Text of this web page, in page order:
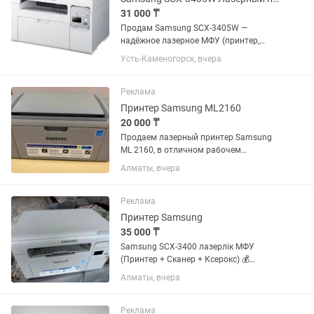
31 000 ₸
Продам Samsung SCX-3405W —
надёжное лазерное МФУ (принтер,
сканер, копир) с поддержкой Wi-Fi.
Принтер полностью исправен, в
Использовался дома, бережная
эксплуатация....
Усть-Каменогорск, вчера
Реклама
Принтер Samsung ML2160
20 000 ₸
Продаем лазерный принтер Samsung
ML 2160, в отличном рабочем
состоянии, самовывоз. Алматы
Алматы, вчера
Реклама
Принтер Samsung
35 000 ₸
Samsung SCX-3400 лазерлік МФУ
(Принтер + Сканер + Ксерокс) 💰
Бағасы: 35 000 ₸ (саудасы бар) Жақсы
күйде. Үй жағдайында қолданылған. ✅
Сканер бар ✅ Ксерокс (көшірме)...
Алматы, вчера
Реклама